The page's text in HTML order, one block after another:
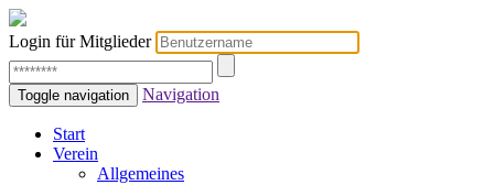
Login für Mitglieder
Toggle navigation Navigation
Start
Verein
Allgemeines